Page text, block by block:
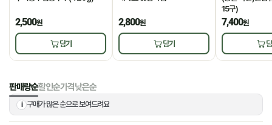
2,500원
담기
2,800원
담기
15구)
7,400원
판매량순할인순가격낮은순
i 구매가 많은 순으로 보여드려요